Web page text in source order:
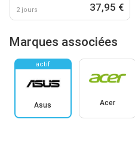
2 jours 37,95 €
Marques associées
actif
Asus Acer